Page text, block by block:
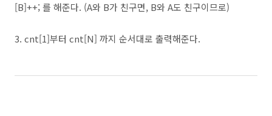
[B]++; 를 해준다. (A와 B가 친구면, B와 A도 친구이므로)
3. cnt[1]부터 cnt[N] 까지 순서대로 출력해준다.